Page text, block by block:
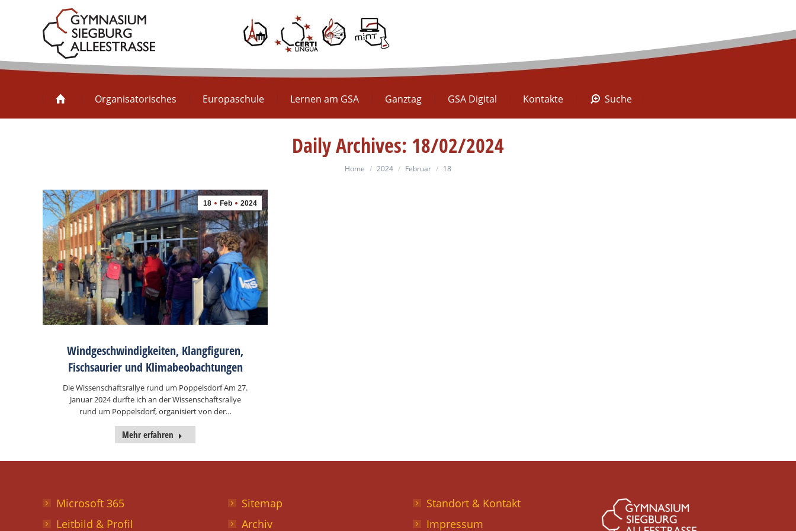
Organisatorisches Europaschule Lernen am GSA Ganztag GSA Digital Kontakte Suche
Daily Archives: 18/02/2024
You are here:
Home 2024 Februar 18
18 Feb 2024
Windgeschwindigkeiten, Klangfiguren,
Fischsaurier und Klimabeobachtungen
Die Wissenschaftsrallye rund um Poppelsdorf Am 27.
Januar 2024 durfte ich an der Wissenschaftsrallye
rund um Poppelsdorf, organisiert von der…
Mehr erfahren
Microsoft 365
Leitbild & Profil
Sitemap
Archiv
Standort & Kontakt
Impressum
Europaschule Lernen am GSA